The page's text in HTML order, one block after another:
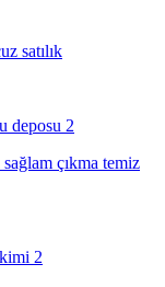
satılık
çıkma temiz